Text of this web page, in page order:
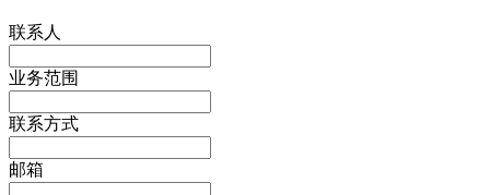
联系人
业务范围
联系方式
邮箱